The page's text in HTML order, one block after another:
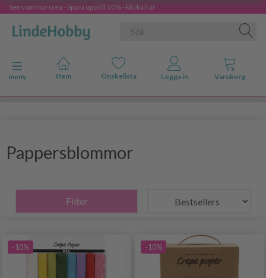
Sensommarsrea - Spara upp till 50% - klicka här
Ändra navigering
meny
Pappersblommor
Filter
-10% -10%